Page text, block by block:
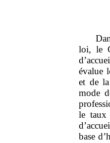
loi, le
évalue
et de
mode
le taux
base